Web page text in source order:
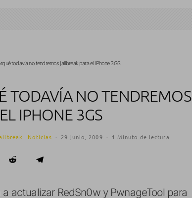
todavía no tendremos jailbreak para el iPhone 3GS
TODAVÍA NO TENDREMOS
IPHONE 3GS
Noticias · 29 junio, 2009 · 1 Minuto de lectura
actualizar RedSn0w y PwnageTool para